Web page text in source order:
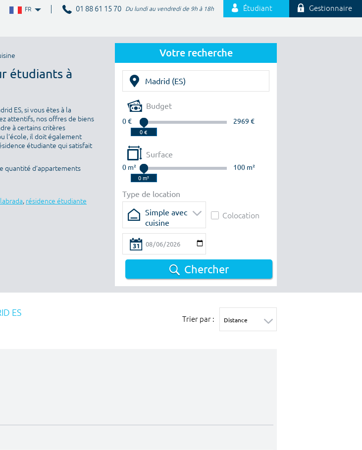
FR 01 88 61 15 70 Du lundi au vendredi de 9h à 18h Étudiant Gestionnaire
Votre recherche
Budget
0 € 2969 €
Surface
0 m² 100 m²
Type de location
Simple avec
cuisine
Colocation
Chercher
étudiants à
ES, si vous êtes à la
attentifs, nos offres de biens
à certains critères
l’école, il doit également
étudiante qui satisfait
quantité d’appartements
, résidence étudiante
ES
Trier par :